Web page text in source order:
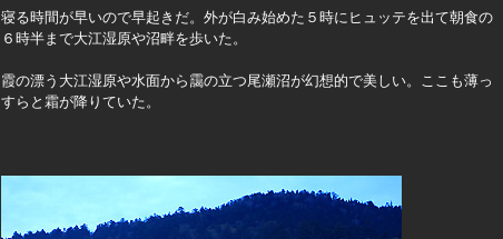
寝る時間が早いので早起きだ。外が白み始めた５時にヒュッテを出て朝食の
６時半まで大江湿原や沼畔を歩いた。
霞の漂う大江湿原や水面から靄の立つ尾瀬沼が幻想的で美しい。ここも薄っ
すらと霜が降りていた。